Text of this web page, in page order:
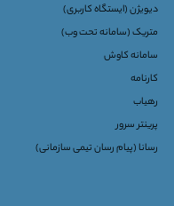
دیویژن (ایستگاه کاربری)
متریک (سامانه تحت وب)
سامانه کاوش
کارنامه
رهیاب
پرینتر سرور
رسانا (پیام رسان تیمی سازمانی)